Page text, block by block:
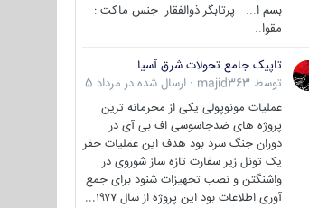
بسم ا... پرتابگر ذوالفقار جنس ماکت :
مقوا..
تاپیک جامع تحولات شرق آسیا
توسط majid363
· ارسال شده در مرداد 5
عملیات مونوپولی یکی از محرمانه ترین
پروژه های ضدجاسوسی اف بی آی در
دوران جنگ سرد بود هدف این عملیات حفر
یک تونل زیر سفارت تازه ساز شوروی در
واشنگتن و نصب تجهیزات شنود برای جمع
آوری اطلاعات بود این پروژه از سال ۱۹۷۷...